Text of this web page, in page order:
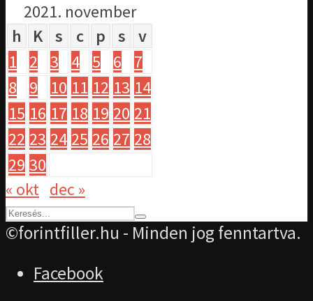
2021. november
h
K s c p s
v
1
2 3 4 5 6
7
8
9 10 11 12 13 14
15 16 17 18 19 20 21
22 23 24 25 26 27 28
29 30
« okt dec »
©forintfiller.hu - Minden jog fenntartva.
Facebook